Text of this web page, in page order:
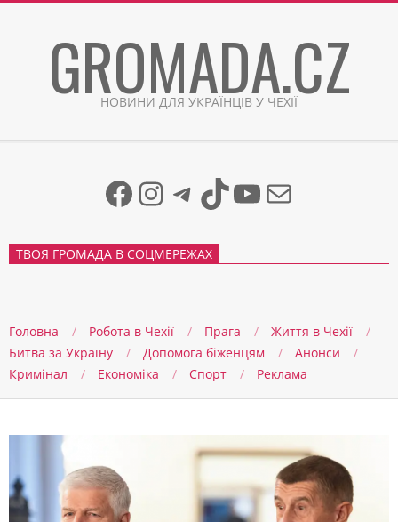
GROMADA.CZ
НОВИНИ ДЛЯ УКРАЇНЦІВ У ЧЕХІЇ
Facebook
Instagram
Telegram
TikTok
YouTube
Mail
ТВОЯ ГРОМАДА В СОЦМЕРЕЖАХ
Головна Робота в Чехії Прага
Життя в Чеxії
Битва за Україну
Допомога біженцям
Анонси
Кримінал
Економіка Спорт Реклама